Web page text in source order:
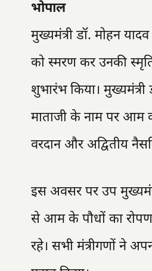
भोपाल
मुख्यमंत्री डॉ. मोहन
को स्मरण कर उनकी
शुभारंभ किया।
माताजी के नाम पर आम
वरदान और अद्वितीय
इस अवसर पर उप
से आम के पौधों का रोपण
रहे। सभी मंत्रीगणों ने